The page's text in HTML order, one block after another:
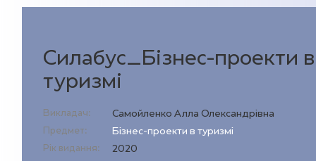
Силабус_Бізнес-проекти в
туризмі
Викладач: Самойленко Алла Олександрівна
Предмет: Бізнес-проекти в туризмі
Рік видання: 2020